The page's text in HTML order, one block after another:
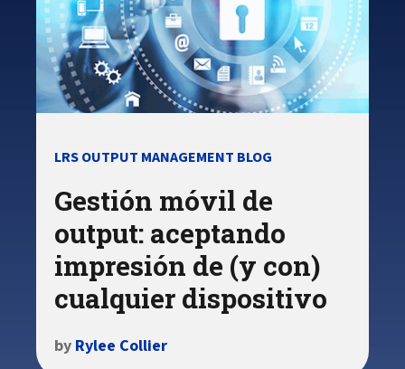
LRS OUTPUT MANAGEMENT BLOG
Gestión móvil de
output: aceptando
impresión de (y con)
cualquier dispositivo
by Rylee Collier